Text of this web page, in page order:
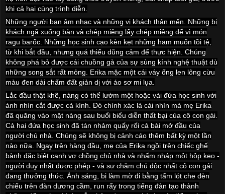
khi cả hai cùng trình diễn.
Những người bạn âm nhạc và những vị khách thân mến. Những bị
khách ngã xuống bàn và chép miệng lấy chép miệng để vì món
ragu barốc. Những học sinh cạo kèn kẹt những ham muốn tồi tệ,
từ khi bắt đầu, nhưng quá thiếu dũng cảm để thực hiện. Chúng
không phá bỏ được cái chuồng gà của sự sùng kính nghệ thuật dù
những song sắt rất mỏng. Erika mặc một cái váy ống len lông cừu
màu đen dài chấm đất giản dị với áo sơ mi lụa.
Lắc đầu thật khẽ, nàng có thể lườm một hoặc vài đứa học sinh với
ánh nhìn cắt được cả kính. Đó chính xác là cái nhìn mà mẹ Erika
đã quăng vào mặt nàng sau buổi biểu diễn thất bại của cô con gái.
Cả hai đứa học sinh đã tán nhảm quấy rối cả bài mở đầu của
người chủ nhà. Chúng sẽ không bị cảnh cáo thêm bất kỳ một lần
nào nữa. Ngay trên hàng đầu, mẹ của Erika ngồi trên chiếc ghế
bành đặc biệt cạnh vợ chồng chủ nhà và nhấm nháp một hộp kẹo -
người duy nhất được phép - và sự chăm chú độc nhất cô con gái
đang thưởng thức. Ánh sáng, bị làm mờ đi bằng tấm lót che đèn
chiếu trên đàn dương cầm, run rẩy trong tiếng đàn tạo thành